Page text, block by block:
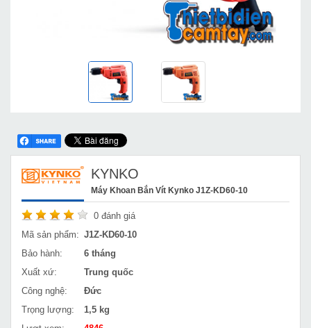
KYNKO
Máy Khoan Bắn Vít Kynko J1Z-KD60-10
0 đánh giá
Mã sản phẩm: J1Z-KD60-10
Bảo hành:
6 tháng
Xuất xứ:
Trung quốc
Công nghệ:
Đức
Trọng lượng:
1,5 kg